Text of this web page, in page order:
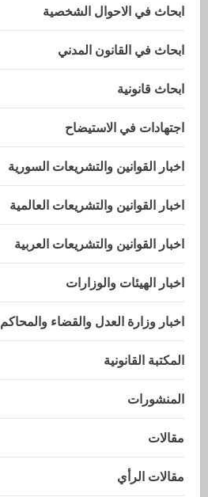
ابحاث في الاحوال الشخصية
ابحاث في القانون المدني
ابحاث قانونية
اجتهادات في الاستيضاح
اخبار القوانين والتشريعات السورية
اخبار القوانين والتشريعات العالمية
اخبار القوانين والتشريعات العربية
اخبار الهيئات والوزارات
اخبار وزارة العدل والقضاء والمحاكم
المكتبة القانونية
المنشورات
مقالات
مقالات الرأي